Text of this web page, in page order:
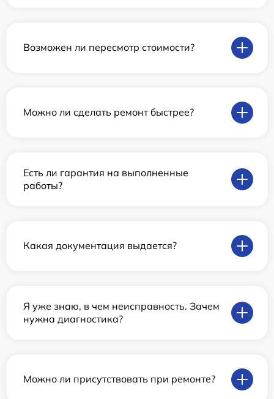
Возможен ли пересмотр стоимости?
Можно ли сделать ремонт быстрее?
Есть ли гарантия на выполненные
работы?
Какая документация выдается?
Я уже знаю, в чем неисправность. Зачем
нужна диагностика?
Можно ли присутствовать при ремонте?